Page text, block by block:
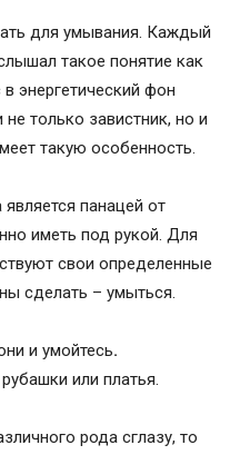
для умывания. Каждый
такое понятие как
энергетический фон
только завистник, но и
такую особенность.
панацей от
иметь под рукой. Для
свои определенные
сделать – умыться.
и умойтесь.
или платья.
рода сглазу, то